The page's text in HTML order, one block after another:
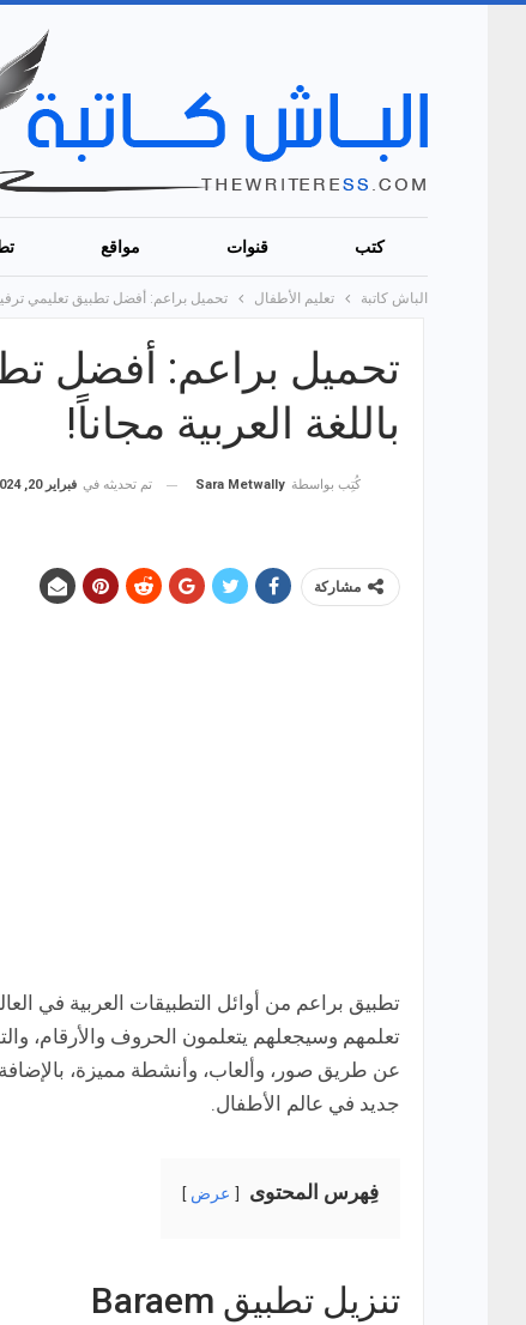
كتب قنوات مواقع
الباش كاتبة تعليم الأطفال تحميل براعم: أفضل تطبيق تعليمي
تحميل براعم: أفضل
باللغة العربية مجاناً!
كُتِب بواسطة Sara Metwally تم تحديثه في فبراير 20, 2024
مشاركة
تطبيق براعم من أوائل التطبيقات العربية في
تعلمهم وسيجعلهم يتعلمون الحروف والأرقام،
عن طريق صور، وألعاب، وأنشطة مميزة، بالإضافة
جديد في عالم الأطفال.
فِهرس المحتوى عرض
تنزيل تطبيق Baraem